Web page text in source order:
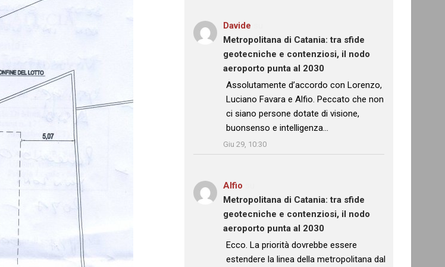
Davide
Metropolitana di Catania: tra sfide
geotecniche e contenziosi, il nodo
aeroporto punta al 2030
: “
Assolutamente d’accordo con Lorenzo,
Luciano Favara e Alfio. Peccato che non
ci siano persone dotate di visione,
buonsenso e intelligenza…
Giu 29, 10:30
Alfio
Metropolitana di Catania: tra sfide
geotecniche e contenziosi, il nodo
aeroporto punta al 2030
: “
Ecco. La priorità dovrebbe essere
estendere la linea della metropolitana dal